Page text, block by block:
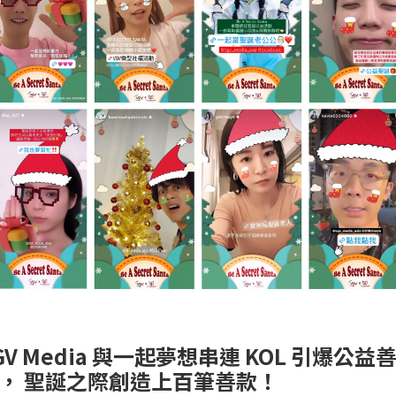
Media 與一起夢想串連 KOL 引爆公益
聖誕之際創造上百筆善款！